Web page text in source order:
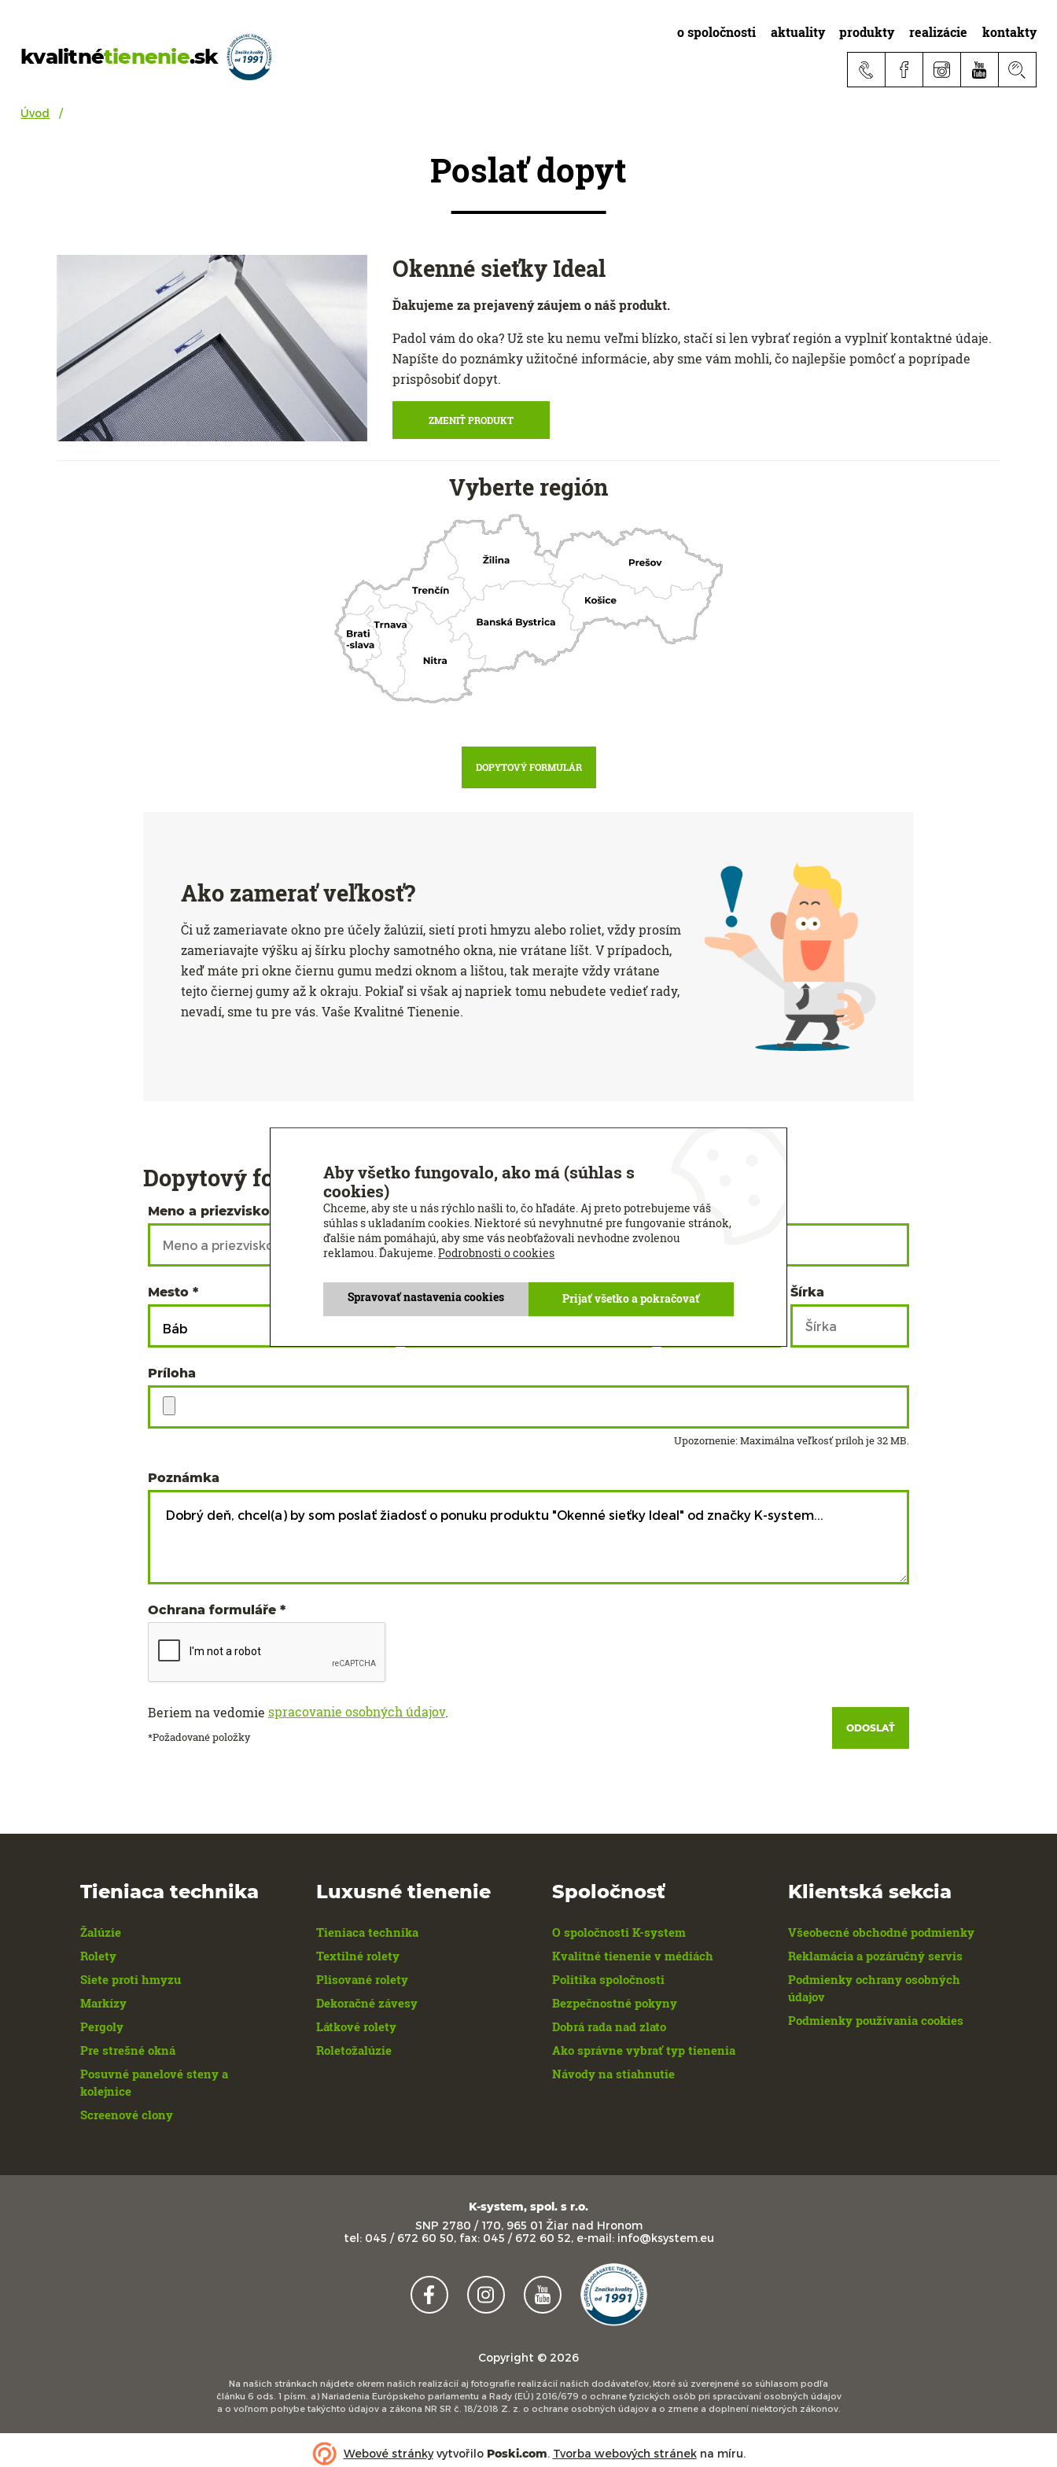
kvalitnétienenie.sk
o spoločnosti aktuality produkty realizácie kontakty
Úvod
Poslať dopyt
Okenné sieťky Ideal
Ďakujeme za prejavený záujem o náš produkt.
Padol vám do oka? Už ste ku nemu veľmi blízko, stačí si len vybrať región a vyplniť kontaktné údaje.
Napíšte do poznámky užitočné informácie, aby sme vám mohli, čo najlepšie pomôcť a poprípade
prispôsobiť dopyt.
ZMENIŤ PRODUKT
Vyberte región
DOPYTOVÝ FORMULÁR
Ako zamerať veľkosť?
Či už zameriavate okno pre účely žalúzií, sietí proti hmyzu alebo roliet, vždy prosím
zameriavajte výšku aj šírku plochy samotného okna, nie vrátane líšt. V prípadoch,
keď máte pri okne čiernu gumu medzi oknom a lištou, tak merajte vždy vrátane
tejto čiernej gumy až k okraju. Pokiaľ si však aj napriek tomu nebudete vedieť rady,
nevadí, sme tu pre vás. Vaše Kvalitné Tienenie.
Dopytový formulár
Meno a priezvisko E-mail Telefón
Mesto
Báb
PSČ Výška Šírka
Príloha
Upozornenie: Maximálna veľkosť príloh je 32 MB.
Poznámka
Ochrana formuláře
Beriem na vedomie spracovanie osobných údajov.
*Požadované položky
Tieniaca technika
Žalúzie
Rolety
Siete proti hmyzu
Markízy
Pergoly
Pre strešné okná
Posuvné panelové steny a
kolejnice
Screenové clony
Luxusné tienenie
Tieniaca technika
Textilné rolety
Plisované rolety
Dekoračné závesy
Látkové rolety
Roletožalúzie
Spoločnosť
O spoločnosti K-system
Kvalitné tienenie v médiách
Politika spoločnosti
Bezpečnostné pokyny
Dobrá rada nad zlato
Ako správne vybrať typ tienenia
Návody na stiahnutie
Klientská sekcia
Všeobecné obchodné podmienky
Reklamácia a pozáručný servis
Podmienky ochrany osobných
údajov
Podmienky používania cookies
K-system, spol. s r.o.
SNP 2780 / 170, 965 01 Žiar nad Hronom
tel: 045 / 672 60 50, fax: 045 / 672 60 52, e-mail: info@ksystem.eu
Copyright © 2026
Na našich stránkach nájdete okrem našich realizácií aj fotografie realizácií našich dodávateľov, ktoré sú zverejnené so súhlasom podľa
článku 6 ods. 1 písm. a) Nariadenia Európskeho parlamentu a Rady (EÚ) 2016/679 o ochrane fyzických osôb pri spracúvaní osobných údajov
a o voľnom pohybe takýchto údajov a zákona NR SR č. 18/2018 Z. z. o ochrane osobných údajov a o zmene a doplnení niektorých zákonov.
Webové stránkyvytvořilo Poski.com. Tvorba webových stránekna míru.
Aby všetko fungovalo, ako má (súhlas s
cookies)
Chceme, aby ste u nás rýchlo našli to, čo hľadáte. Aj preto potrebujeme váš
súhlas s ukladaním cookies. Niektoré sú nevyhnutné pre fungovanie stránok,
ďalšie nám pomáhajú, aby sme vás neobťažovali nevhodne zvolenou
reklamou. Ďakujeme.Podrobnosti o cookies
Spravovať nastavenia cookies Prijať všetko a pokračovať